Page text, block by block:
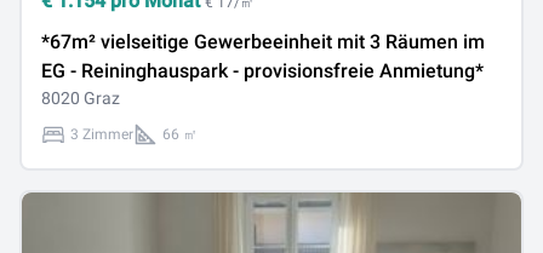
*67m² vielseitige Gewerbeeinheit mit 3 Räumen im
EG - Reininghauspark - provisionsfreie Anmietung*
8020 Graz
3 Zimmer 66 ㎡